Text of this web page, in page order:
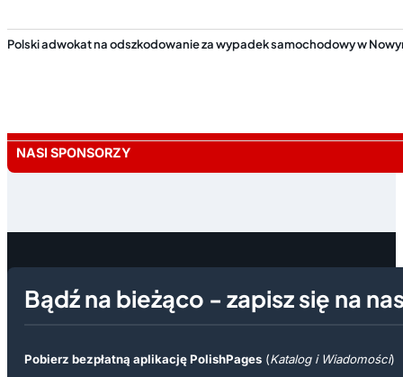
Polski adwokat na odszkodowanie za wypadek samochodowy w
NASI SPONSORZY
Bądź na bieżąco - zapisz się na
Pobierz bezpłatną aplikację PolishPages (Katalog i Wiadomości)